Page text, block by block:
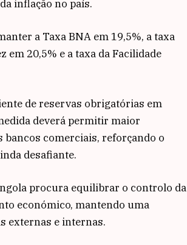
inflação no país.
a Taxa BNA em 19,5%, a taxa
em 20,5% e a taxa da Facilidade
de reservas obrigatórias em
deverá permitir maior
bancos comerciais, reforçando o
desafiante.
procura equilibrar o controlo da
económico, mantendo uma
externas e internas.